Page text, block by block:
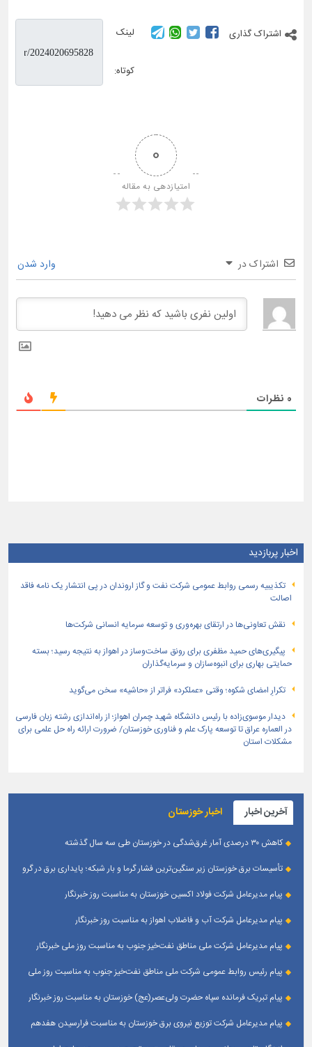
اشتراک گذاری لینک
کوتاه:
0
امتیازدهی به مقاله
اشتراک در وارد شدن
0 نظرات
اخبار پربازدید
تكذیبیه رسمی روابط عمومی شركت نفت و گاز اروندان در پی انتشار یک نامه فاقد
اصالت
نقش تعاونی‌ها در ارتقای بهره‌وری و توسعه سرمایه انسانی شرکت‌ها
پیگیری‌های حمید مظفری برای رونق ساخت‌وساز در اهواز به نتیجه رسید؛ بسته
حمایتی بهاری برای انبوه‌سازان و سرمایه‌گذاران
تکرارِ امضای شکوه؛ وقتی «عملکرد» فراتر از «حاشیه» سخن می‌گوید
دیدار موسوی‌زاده با رئیس دانشگاه شهید چمران اهواز؛ از راه‌اندازی رشته زبان فارسی
در العماره عراق تا توسعه پارک علم و فناوری خوزستان/ ضرورت ارائه راه حل علمی برای
مشکلات استان
آخرین اخبار اخبار خوزستان
کاهش ۳۰ درصدی آمار غرق‌شدگی در خوزستان طی سه سال گذشته
تأسیسات برق خوزستان زیر سنگین‌ترین فشار گرما و بار شبکه؛ پایداری برق در گرو
پیام مدیرعامل شرکت فولاد اکسین خوزستان به مناسبت روز خبرنگار
پیام مدیرعامل شرکت آب و فاضلاب اهواز به مناسبت روز خبرنگار
پیام مدیرعامل شركت ملی مناطق نفت‌خیز جنوب به مناسبت روز ملی خبرنگار
پیام رئیس روابط عمومی شركت ملی مناطق نفت‌خیز جنوب به مناسبت روز ملی
پیام تبریک فرمانده سپاه حضرت ولی‌عصر(عج) خوزستان به مناسبت روز خبرنگار
پیام مدیرعامل شرکت توزیع نیروی برق خوزستان به مناسبت فرارسیدن هفدهم